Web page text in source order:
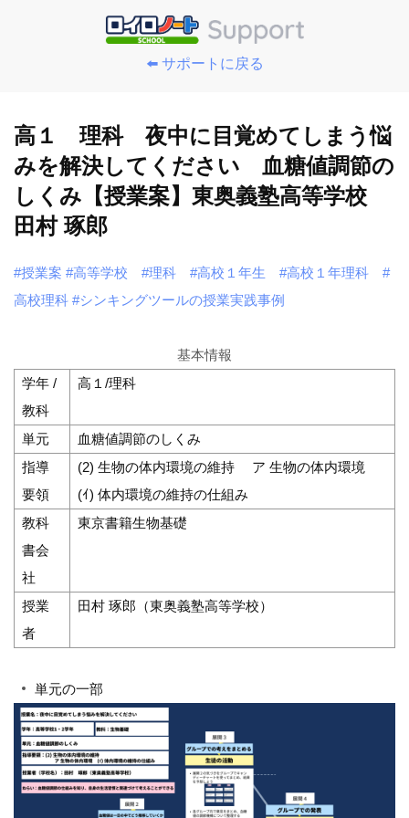
⬅️ サポートに戻る
高１ 理科 夜中に目覚めてしまう悩
みを解決してください 血糖値調節の
しくみ【授業案】東奥義塾高等学校
田村 琢郎
#授業案 #高等学校 #理科 #高校１年生 #高校１年理科
#
高校理科 #シンキングツールの授業実践事例
基本情報
学年 /
教科
高１/理科
単元
血糖値調節のしくみ
指導
要領
(2) 生物の体内環境の維持 ア 生物の体内環境
(ｲ) 体内環境の維持の仕組み
教科
書会
社
東京書籍生物基礎
授業
者
田村 琢郎（東奥義塾高等学校）
単元の一部